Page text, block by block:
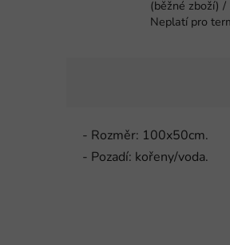
(běžné zboží)
Neplatí pro
- Rozměr: 100x50cm.
- Pozadí: kořeny/voda.